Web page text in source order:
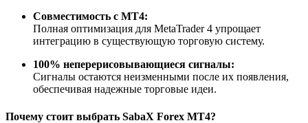
Совместимость с MT4:
Полная оптимизация для MetaTrader 4 упрощает
интеграцию в существующую торговую систему.
100% неперерисовывающиеся сигналы:
Сигналы остаются неизменными после их появления,
обеспечивая надежные торговые идеи.
Почему стоит выбрать SabaX Forex MT4?